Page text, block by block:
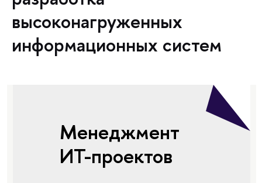
высоконагруженных
информационных систем
Менеджмент
ИТ-проектов